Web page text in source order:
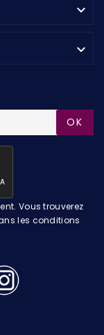


OK
Vous trouverez
les conditions